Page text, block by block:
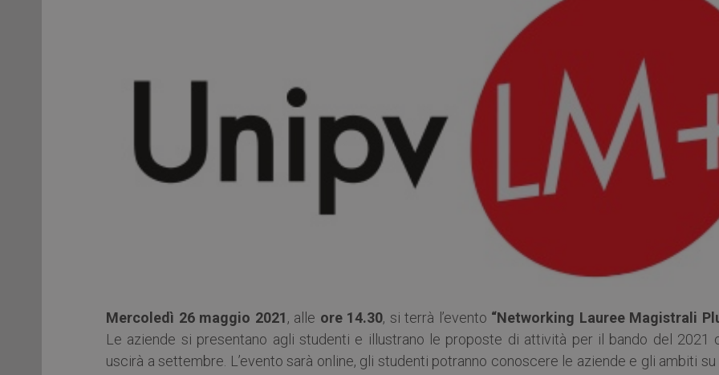
Mercoledì 26 maggio 2021, alle ore 14.30, si terrà l’evento “Networking Lauree Magistrali
Le aziende si presentano agli studenti e illustrano le proposte di attività per il bando del 2021
uscirà a settembre. L’evento sarà online, gli studenti potranno conoscere le aziende e gli ambiti